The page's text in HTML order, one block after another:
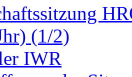
(1/2)
IWR